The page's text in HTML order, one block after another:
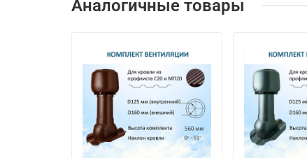
Аналогичные товары